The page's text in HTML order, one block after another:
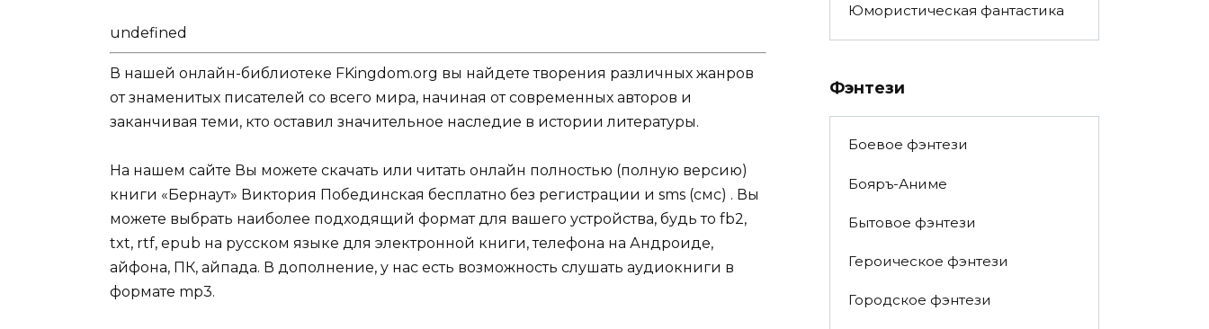
undefined
В нашей онлайн-библиотеке FKingdom.org вы найдете творения различных жанров
от знаменитых писателей со всего мира, начиная от современных авторов и
заканчивая теми, кто оставил значительное наследие в истории литературы.
На нашем сайте Вы можете скачать или читать онлайн полностью (полную версию)
книги «Бернаут» Виктория Побединская бесплатно без регистрации и sms (смс) . Вы
можете выбрать наиболее подходящий формат для вашего устройства, будь то fb2,
txt, rtf, epub на русском языке для электронной книги, телефона на Андроиде,
айфона, ПК, айпада. В дополнение, у нас есть возможность слушать аудиокниги в
формате mp3.
Юмористическая фантастика
Фэнтези
Боевое фэнтези
Бояръ-Аниме
Бытовое фэнтези
Героическое фэнтези
Городское фэнтези